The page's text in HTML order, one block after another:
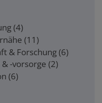
(4)
(11)
& Forschung(6)
-vorsorge (2)
(6)